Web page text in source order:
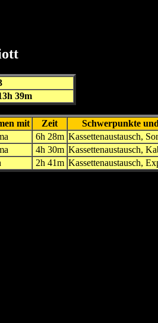
39m
mit Zeit
Schwerpunkte
6h 28m Kassettenaustausch,
4h 30m Kassettenaustausch,
2h 41m Kassettenaustausch,